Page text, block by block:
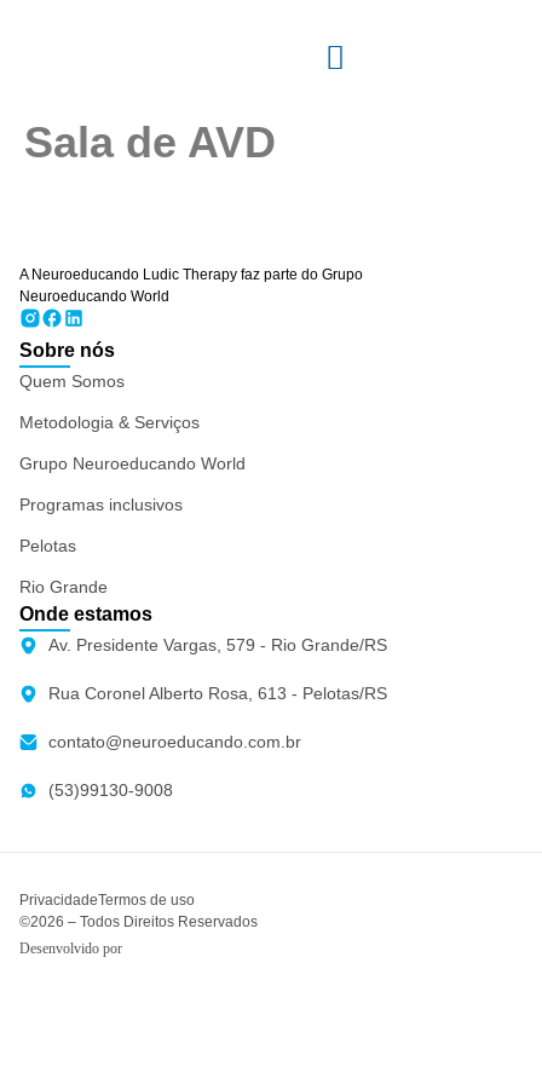
Sala de AVD
Sobre nós
Quem Somos
Metodologia & Serviços
Grupo Neuroeducando World
Programas inclusivos
Pelotas
Rio Grande
Onde estamos
Av. Presidente Vargas, 579 - Rio Grande/RS
Rua Coronel Alberto Rosa, 613 - Pelotas/RS
contato@neuroeducando.com.br
(53)99130-9008
A Neuroeducando Ludic Therapy faz parte do Grupo
Neuroeducando World
PrivacidadeTermos de uso
©2026 – Todos Direitos Reservados
Desenvolvido por